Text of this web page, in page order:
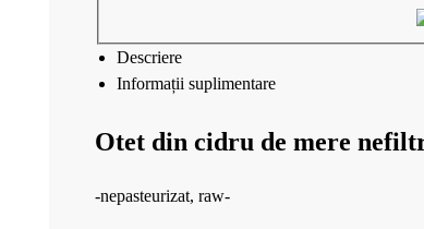
Descriere
Informații suplimentare
Otet din cidru de mere
-nepasteurizat, raw-